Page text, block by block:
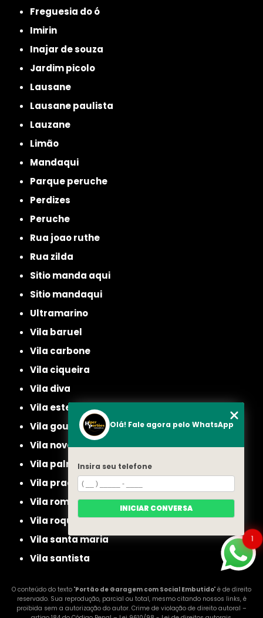
freguesia do ó
imirin
inajar de souza
jardim picolo
lausane
lausane paulista
lauzane
limão
mandaqui
parque peruche
perdizes
peruche
rua joao ruthe
rua zilda
sitio manda aqui
sitio mandaqui
ultramarino
vila baruel
vila carbone
vila ciqueira
vila diva
vila ester
vila gouvea
vila nova cachoeirinha
vila palmeiras
vila prado
vila romero
vila roque
vila santa maria
vila santista
O conteúdo do texto "Portão de Garagem com Social Embutido" é de direito
reservado. Sua reprodução, parcial ou total, mesmo citando nossos links, é
proibida sem a autorização do autor. Crime de violação de direito autoral –
1
Olá! Fale agora pelo WhatsApp
Insira seu telefone
INICIAR CONVERSA